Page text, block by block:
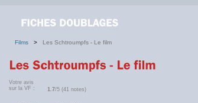
Films > Les Schtroumpfs - Le film
Votre avis
sur la VF :
1.7/5 (41 notes)